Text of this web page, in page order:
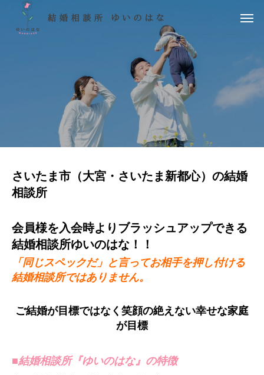
さいたま市（大宮・さいたま新都心）の結婚
相談所
会員様を入会時よりブラッシュアップできる
結婚相談所ゆいのはな！！
「同じスペックだ」と言ってお相手を押し付ける
結婚相談所ではありません。
ご結婚が目標ではなく笑顔の絶えない幸せな家庭
が目標
■結婚相談所『ゆいのはな』の特徴